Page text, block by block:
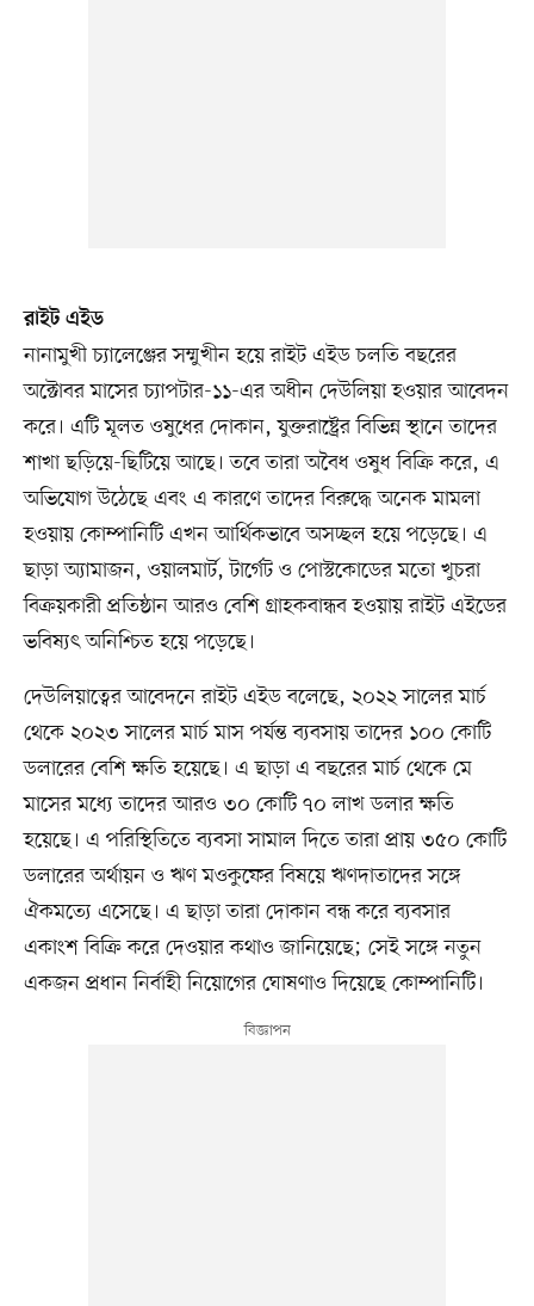
রাইট এইড
নানামুখী চ্যালেঞ্জের সম্মুখীন হয়ে রাইট এইড চলতি বছরের
অক্টোবর মাসের চ্যাপটার-১১-এর অধীন দেউলিয়া হওয়ার আবেদন
করে। এটি মূলত ওষুধের দোকান, যুক্তরাষ্ট্রের বিভিন্ন স্থানে তাদের
শাখা ছড়িয়ে-ছিটিয়ে আছে। তবে তারা অবৈধ ওষুধ বিক্রি করে, এ
অভিযোগ উঠেছে এবং এ কারণে তাদের বিরুদ্ধে অনেক মামলা
হওয়ায় কোম্পানিটি এখন আর্থিকভাবে অসচ্ছল হয়ে পড়েছে। এ
ছাড়া অ্যামাজন, ওয়ালমার্ট, টার্গেট ও পোস্টকোডের মতো খুচরা
বিক্রয়কারী প্রতিষ্ঠান আরও বেশি গ্রাহকবান্ধব হওয়ায় রাইট এইডের
ভবিষ্যৎ অনিশ্চিত হয়ে পড়েছে।
দেউলিয়াত্বের আবেদনে রাইট এইড বলেছে, ২০২২ সালের মার্চ
থেকে ২০২৩ সালের মার্চ মাস পর্যন্ত ব্যবসায় তাদের ১০০ কোটি
ডলারের বেশি ক্ষতি হয়েছে। এ ছাড়া এ বছরের মার্চ থেকে মে
মাসের মধ্যে তাদের আরও ৩০ কোটি ৭০ লাখ ডলার ক্ষতি
হয়েছে। এ পরিস্থিতিতে ব্যবসা সামাল দিতে তারা প্রায় ৩৫০ কোটি
ডলারের অর্থায়ন ও ঋণ মওকুফের বিষয়ে ঋণদাতাদের সঙ্গে
ঐকমত্যে এসেছে। এ ছাড়া তারা দোকান বন্ধ করে ব্যবসার
একাংশ বিক্রি করে দেওয়ার কথাও জানিয়েছে; সেই সঙ্গে নতুন
একজন প্রধান নির্বাহী নিয়োগের ঘোষণাও দিয়েছে কোম্পানিটি।